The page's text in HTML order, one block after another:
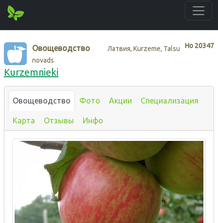
Нo 20347
Овощеводство
Латвия, Kurzeme, Talsu
novads
Kurzemnieki
Овощеводство Фото Акции Специализация
Карта Отзывы Инфо